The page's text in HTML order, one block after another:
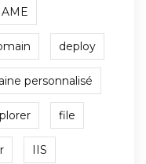
deploy
personnalisé
file
IIS